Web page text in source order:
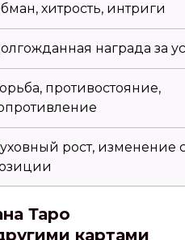
хитрость, интриги
награда за
противостояние,
рост, изменение
Таро
картами